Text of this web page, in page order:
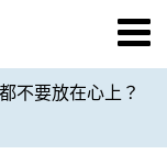
不要放在心上？